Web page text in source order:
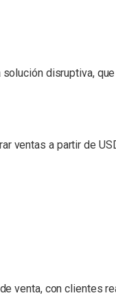
disruptiva,
ventas a partir de
venta, con clientes